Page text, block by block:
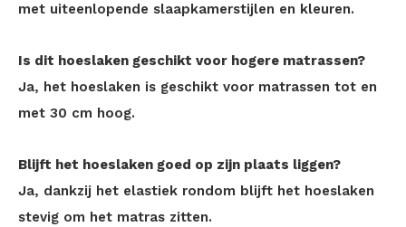
met uiteenlopende slaapkamerstijlen en kleuren.
Is dit hoeslaken geschikt voor hogere matrassen?
Ja, het hoeslaken is geschikt voor matrassen tot en
met 30 cm hoog.
Blijft het hoeslaken goed op zijn plaats liggen?
Ja, dankzij het elastiek rondom blijft het hoeslaken
stevig om het matras zitten.